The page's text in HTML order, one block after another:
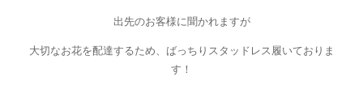
出先のお客様に聞かれますが
大切なお花を配達するため、ばっちりスタッドレス履いておりま
す！